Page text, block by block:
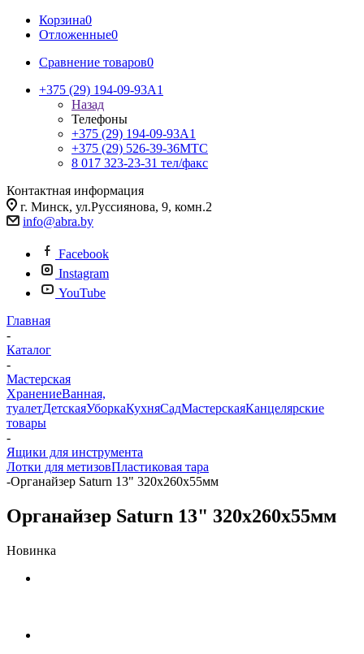
Корзина0
Отложенные0
Сравнение товаров0
+375 (29) 194-09-93A1
Назад
Телефоны
+375 (29) 194-09-93A1
+375 (29) 526-39-36МТС
8 017 323-23-31 тел/факс
Контактная информация
г. Минск, ул.Руссиянова, 9, комн.2
info@abra.by
Facebook
Instagram
YouTube
Главная
-
Каталог
-
Мастерская
ХранениеВанная,
туалетДетскаяУборкаКухняСадМастерскаяКанцелярские
товары
-
Ящики для инструмента
Лотки для метизовПластиковая тара
-Органайзер Saturn 13" 320х260х55мм
Органайзер Saturn 13" 320х260х55мм
Новинка